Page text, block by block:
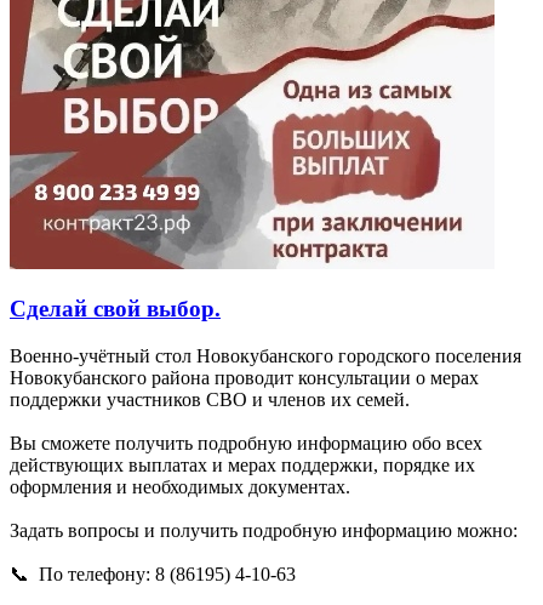
Сделай свой выбор.
Военно-учётный стол Новокубанского городского поселения
Новокубанского района проводит консультации о мерах
поддержки участников СВО и членов их семей.
Вы сможете получить подробную информацию обо всех
действующих выплатах и мерах поддержки, порядке их
оформления и необходимых документах.
Задать вопросы и получить подробную информацию можно:
📞 По телефону: 8 (86195) 4-10-63